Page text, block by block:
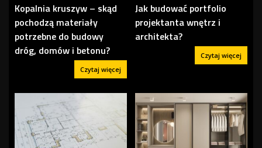
Kopalnia kruszyw – skąd
pochodzą materiały
potrzebne do budowy
dróg, domów i betonu?
Czytaj więcej
Jak budować portfolio
projektanta wnętrz i
architekta?
Czytaj więcej